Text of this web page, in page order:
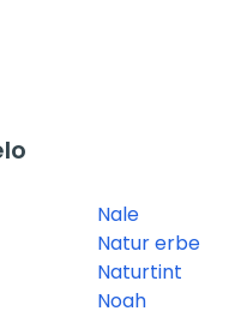
Nale
Natur erbe
Naturtint
Noah